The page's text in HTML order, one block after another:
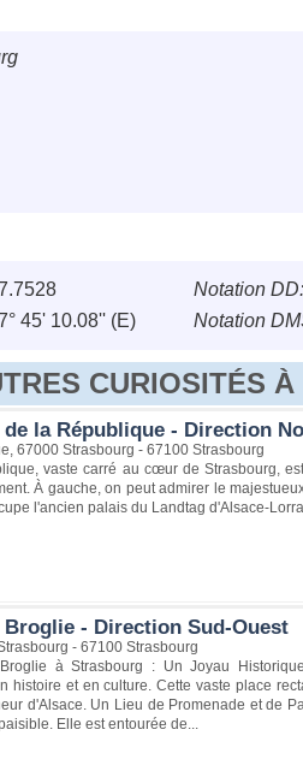
Notation
45' 10.08'' (E) Notation
CURIOSITÉS
de la République - Direction
67000 Strasbourg - 67100 Strasbourg
vaste carré au cœur de Strasbourg,
À gauche, on peut admirer le
l'ancien palais du Landtag d'Alsace-
Broglie - Direction Sud-Ouest
- 67100 Strasbourg
à Strasbourg : Un Joyau
histoire et en culture. Cette vaste place
d'Alsace. Un Lieu de Promenade et de
Elle est entourée de...